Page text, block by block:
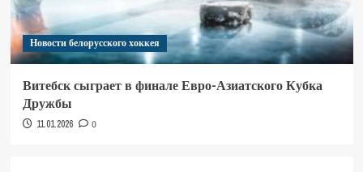
Новости белорусского хоккея
Витебск сыграет в финале Евро-Азиатского Кубка
Дружбы
11.01.2026 0